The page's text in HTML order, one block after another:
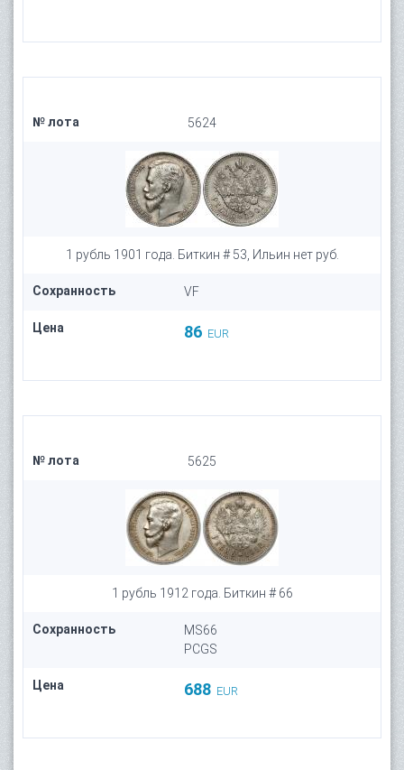
№ лота 5624
1 рубль 1901 года. Биткин # 53, Ильин нет руб.
Сохранность VF
Цена 86 EUR
№ лота 5625
1 рубль 1912 года. Биткин # 66
Сохранность
MS66
PCGS
Цена 688 EUR